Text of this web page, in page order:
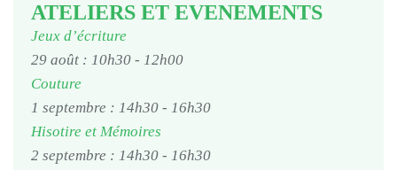
ATELIERS ET EVENEMENTS
Jeux d’écriture
29 août : 10h30 - 12h00
Couture
1 septembre : 14h30 - 16h30
Hisotire et Mémoires
2 septembre : 14h30 - 16h30